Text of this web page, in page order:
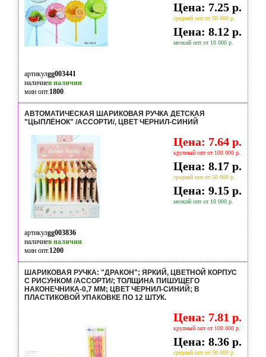
Цена: 7.25 р.
средний опт от 50 000 р.
Цена: 8.12 р.
мелкий опт от 10 000 р.
артикулgg003441
наличиев наличии
мин опт.1800
АВТОМАТИЧЕСКАЯ ШАРИКОВАЯ РУЧКА ДЕТСКАЯ
"ЦЫПЛЁНОК" /АССОРТИ/, ЦВЕТ ЧЕРНИЛ-СИНИЙ
Цена: 7.64 р.
крупный опт от 100 000 р.
Цена: 8.17 р.
средний опт от 50 000 р.
Цена: 9.15 р.
мелкий опт от 10 000 р.
артикулgg003836
наличиев наличии
мин опт.1200
ШАРИКОВАЯ РУЧКА: "ДРАКОН"; ЯРКИЙ, ЦВЕТНОЙ КОРПУС
С РИСУНКОМ /АССОРТИ/; ТОЛЩИНА ПИШУЩЕГО
НАКОНЕЧНИКА-0,7 MM; ЦВЕТ ЧЕРНИЛ-СИНИЙ; В
ПЛАСТИКОВОЙ УПАКОВКЕ ПО 12 ШТУК.
Цена: 7.81 р.
крупный опт от 100 000 р.
Цена: 8.36 р.
средний опт от 50 000 р.